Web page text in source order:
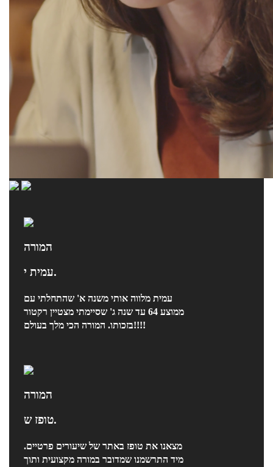
המורה
עמית י.
עמית מלווה אותי משנה א' שהתחלתי עם
ממוצע 64 עד שנה ג' שסיימתי מצטיין רקטור
בזכותו. המורה הכי מלך בעולם!!!!
המורה
טופז ש.
מצאנו את טופז באתר של שיעורים פרטיים.
מיד התרשמנו שמדובר במורה מקצועית ותוך